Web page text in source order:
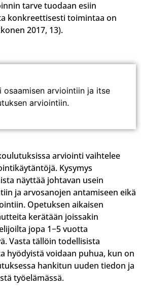
tarve tuodaan esiin
konkreettisesti toimintaa on
2017, 13).
osaamisen arviointiin ja itse
arviointiin.
arviointi vaihtelee
Kysymys
näyttää johtavan usein
ja arvosanojen antamiseen eikä
Opetuksen aikaisen
kerätään joissakin
jopa 1−5 vuotta
Vasta tällöin todellisista
hyödyistä voidaan puhua, kun on
hankitun uuden tiedon ja
työelämässä.